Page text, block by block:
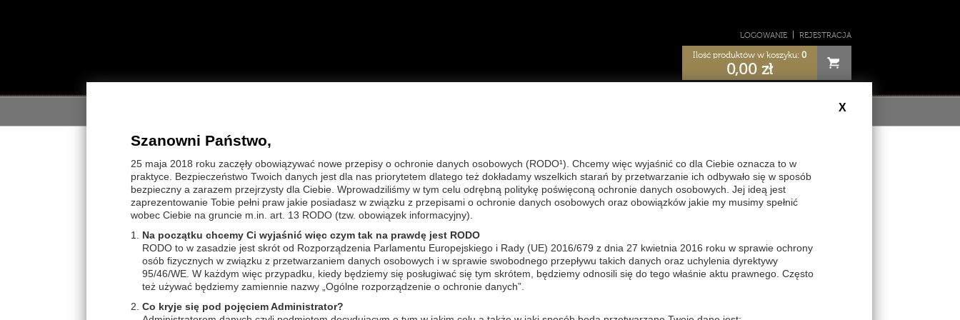
Szanowni Państwo,
25 maja 2018 roku zaczęły obowiązywać nowe przepisy o ochronie danych osobowych (RODO¹). Chcemy więc wyjaśnić co dla Ciebie oznacza to w
praktyce. Bezpieczeństwo Twoich danych jest dla nas priorytetem dlatego też dokładamy wszelkich starań by przetwarzanie ich odbywało się w sposób
bezpieczny a zarazem przejrzysty dla Ciebie. Wprowadziliśmy w tym celu odrębną politykę poświęconą ochronie danych osobowych. Jej ideą jest
zaprezentowanie Tobie pełni praw jakie posiadasz w związku z przepisami o ochronie danych osobowych oraz obowiązków jakie my musimy spełnić
wobec Ciebie na gruncie m.in. art. 13 RODO (tzw. obowiązek informacyjny).
Na początku chcemy Ci wyjaśnić więc czym tak na prawdę jest RODO
RODO to w zasadzie jest skrót od Rozporządzenia Parlamentu Europejskiego i Rady (UE) 2016/679 z dnia 27 kwietnia 2016 roku w sprawie ochrony
osób fizycznych w związku z przetwarzaniem danych osobowych i w sprawie swobodnego przepływu takich danych oraz uchylenia dyrektywy
95/46/WE. W każdym więc przypadku, kiedy będziemy się posługiwać się tym skrótem, będziemy odnosili się do tego właśnie aktu prawnego. Często
też używać będziemy zamiennie nazwy „Ogólne rozporządzenie o ochronie danych”.
Co kryje się pod pojęciem Administrator?
X
LOGOWANIE REJESTRACJA
Ilość produktów w koszyku: 0
0,00 zł
STRONA GŁÓWNA> HERBATKI ziołowe
WYBIERZ KATEGORIĘ
THALION THALASSO
FACE Essential PILINGI
FACE Essential AMPUŁKI
FACE Essential DEMAKIJAŻ
FACE Essential MASAŻ
FACE Essential MASKI
Linie pielęgnacyjne TWARZ
CLEANSE & TONE demakijaż
THALISOURCE cera...
ALGOPUR cera tłusta
ALGOLIFT WRINKLE na...
Linie pielęgnacyjne CIAŁO
HERBATKI ziołowe
ALGOPROTECT linia...
THALISVELT wyszczuplanie
HERBATKI ziołowe
Laboratorium THALION - specjalista z dziedziny talassoterapii i technologii morskich produktów, jako ekspert i
propagator holistycznej pielęgnacji ciała, stworzył dla Państwa zestaw produktów uzupełniających codzienną dietę,
stanowiących element codziennej troski o zdrowie i urodę.
W 100% naturalne, subtelne w smaku, herbatki ziołowe z dodatkiem suszonych alg, ziół i owoców, można pić o każdej
porze dnia. Przywracają wewnętrzna równowagę, wspomagają funkcjonowanie organizmu, regulują trawienie i
ułatwiają detoksykację organizmu, w trosce o zdrowie, harmonię i urodę.
Szukaj: